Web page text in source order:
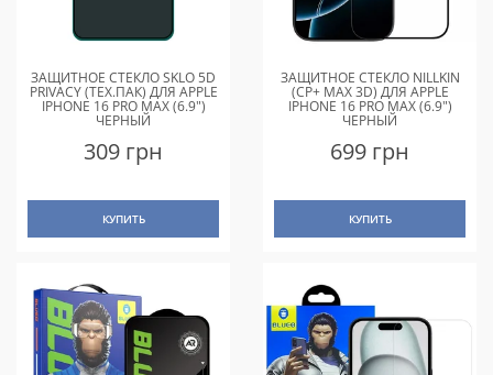
ЗАЩИТНОЕ СТЕКЛО SKLO 5D
PRIVACY (ТЕХ.ПАК) ДЛЯ APPLE
IPHONE 16 PRO MAX (6.9")
ЧЕРНЫЙ
309 грн
КУПИТЬ
ЗАЩИТНОЕ СТЕКЛО NILLKIN
(CP+ MAX 3D) ДЛЯ APPLE
IPHONE 16 PRO MAX (6.9")
ЧЕРНЫЙ
699 грн
КУПИТЬ